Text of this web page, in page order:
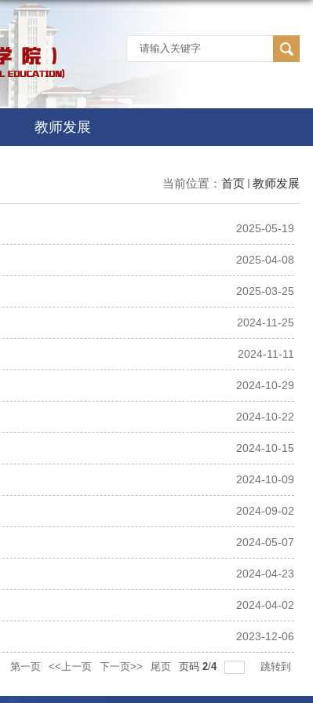
教师发展
当前位置： 首页 教师发展
2025-05-19
2025-04-08
2025-03-25
2024-11-25
2024-11-11
2024-10-29
2024-10-22
2024-10-15
2024-10-09
2024-09-02
2024-05-07
2024-04-23
2024-04-02
2023-12-06
第一页 <<上一页 下一页>> 尾页 页码 2/4 跳转到